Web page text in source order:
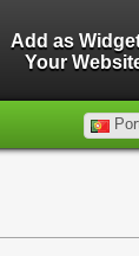
Add as
Your